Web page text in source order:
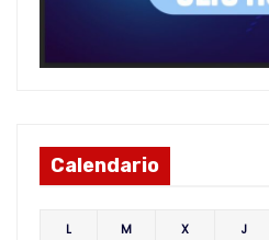
Calendario
L M X J